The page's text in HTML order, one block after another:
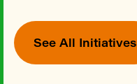
See All Initiatives